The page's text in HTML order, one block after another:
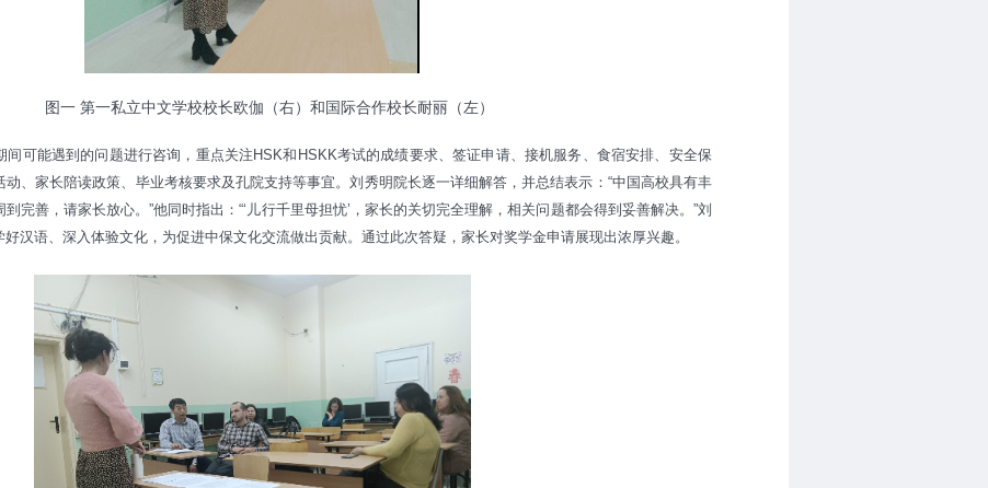
图一 第一私立中文学校校长欧伽（右）和国际合作校长耐丽（左）
间可能遇到的问题进行咨询，重点关注HSK和HSKK考试的成绩要求、签证申请、接机服务、食宿安排、安全保
动、家长陪读政策、毕业考核要求及孔院支持等事宜。刘秀明院长逐一详细解答，并总结表示：“中国高校具有丰
完善，请家长放心。”他同时指出：“‘儿行千里母担忧’，家长的关切完全理解，相关问题都会得到妥善解决。”刘
汉语、深入体验文化，为促进中保文化交流做出贡献。通过此次答疑，家长对奖学金申请展现出浓厚兴趣。